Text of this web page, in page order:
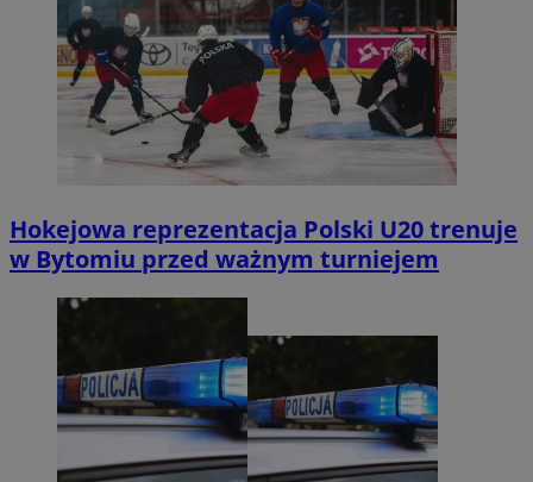
Hokejowa reprezentacja Polski U20 trenuje
w Bytomiu przed ważnym turniejem